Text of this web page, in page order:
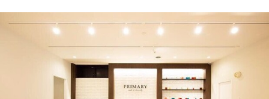
ご住所
-